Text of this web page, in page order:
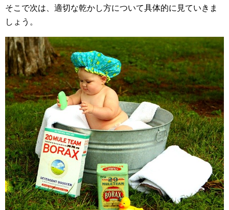
そこで次は、適切な乾かし方について具体的に見ていきま
しょう。